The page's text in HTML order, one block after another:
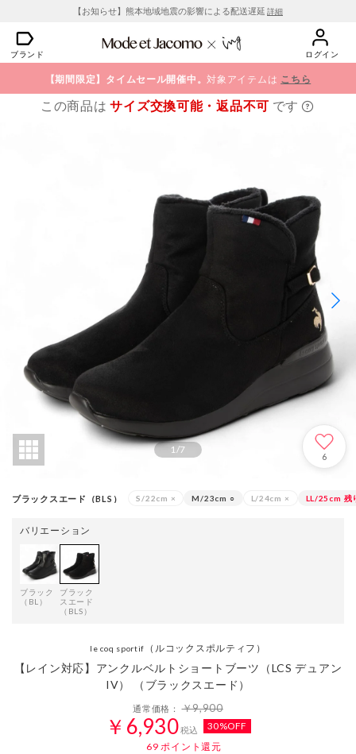
【お知らせ】熊本地域地震の影響による配送遅延 詳細
ブランド ログイン
【期間限定】タイムセール開催中。対象アイテムは こちら
この商品はサイズ交換可能・返品不可 です
1/7
6
ブラックスエード（BLS） S/22cm × M/23cm ○ L/24cm × LL/25cm 残
バリエーション
ブラック
（BL）
ブラック
スエード
（BLS）
le coq sportif （ルコックスポルティフ）
【レイン対応】アンクルベルトショートブーツ（LCS デュアン
IV） （ブラックスエード）
通常価格：￥9,900
￥6,930税込
30%OFF
69 ポイント還元